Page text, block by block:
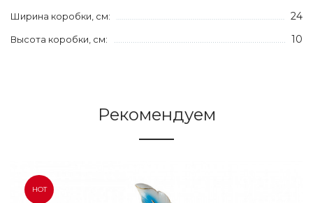
Ширина коробки, см: 24
Высота коробки, см: 10
Рекомендуем
HOT